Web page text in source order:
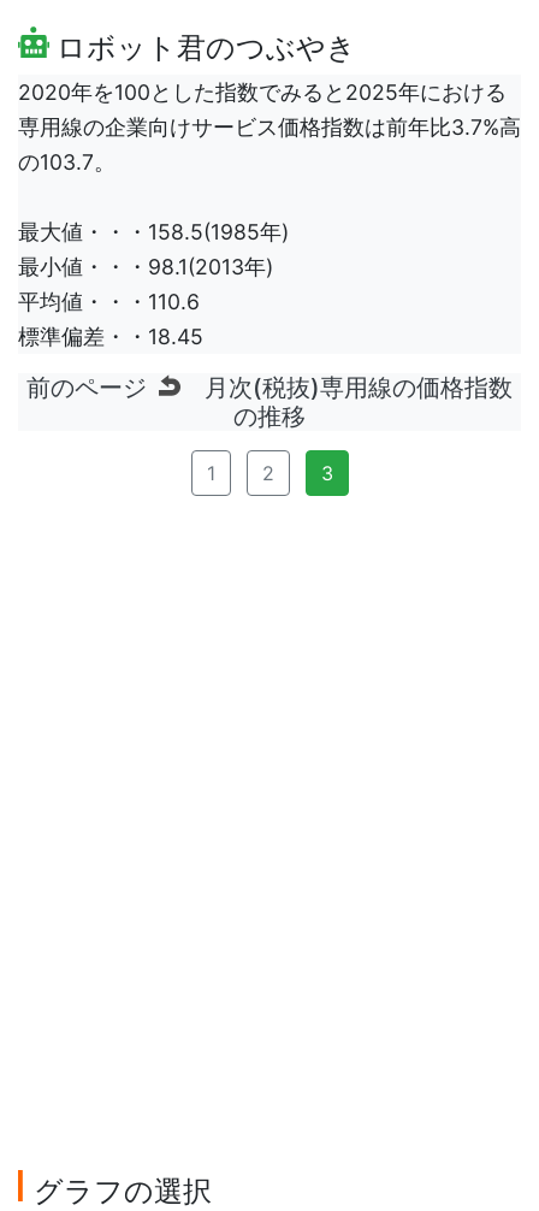
ロボット君のつぶやき
2020年を100とした指数でみると2025年における
専用線の企業向けサービス価格指数は前年比3.7%高
の103.7。
最大値・・・158.5(1985年)
最小値・・・98.1(2013年)
平均値・・・110.6
標準偏差・・18.45
前のページ
月次(税抜)専用線の価格指数
の推移
1 2 3
グラフの選択